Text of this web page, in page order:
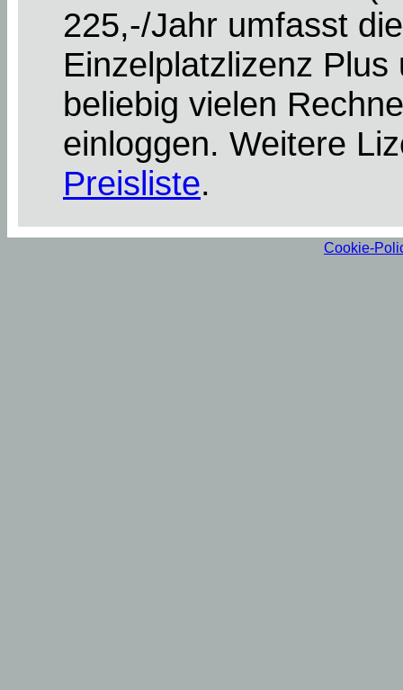
225,-/Jahr umfasst
Einzelplatzlizenz
beliebig vielen
einloggen. Weitere
Preisliste.
Cookie-